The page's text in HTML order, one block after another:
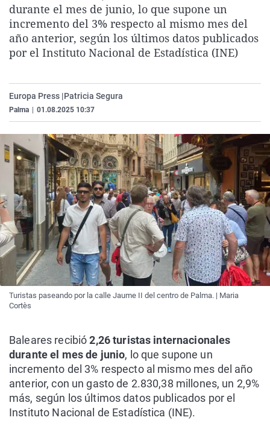
La rosa de los vientos
Gente viajera
Como el perro y el
Caso
Retornados
Equipo de
Extremadura
Galicia
La Rioja
Virales
Televisión
Elecciones
durante el mes de junio, lo que supone un
incremento del 3% respecto al mismo mes del
año anterior, según los últimos datos publicados
por el Instituto Nacional de Estadística (INE)
Europa Press |Patricia Segura
Palma 01.08.2025 10:37
Turistas paseando por la calle Jaume II del centro de Palma. | Maria
Cortès
Baleares recibió2,26 turistas internacionales
durante el mes de junio, lo que supone un
incremento del 3% respecto al mismo mes del año
anterior, con un gasto de 2.830,38 millones, un 2,9%
más, según los últimos datos publicados por el
Instituto Nacional de Estadística (INE).